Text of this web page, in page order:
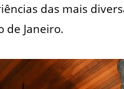
das mais
de Janeiro.